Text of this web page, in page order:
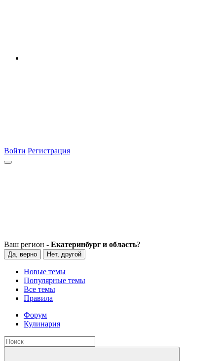
Войти Регистрация
Ваш регион - Екатеринбург и область?
Да, верно Нет, другой
Новые темы
Популярные темы
Все темы
Правила
Форум
Кулинария